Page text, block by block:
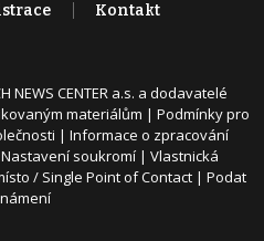
Kontakt
NEWS CENTER a.s. a dodavatelé
materiálům | Podmínky pro
| Informace o zpracování
Nastavení soukromí | Vlastnická
/ Single Point of Contact | Podat